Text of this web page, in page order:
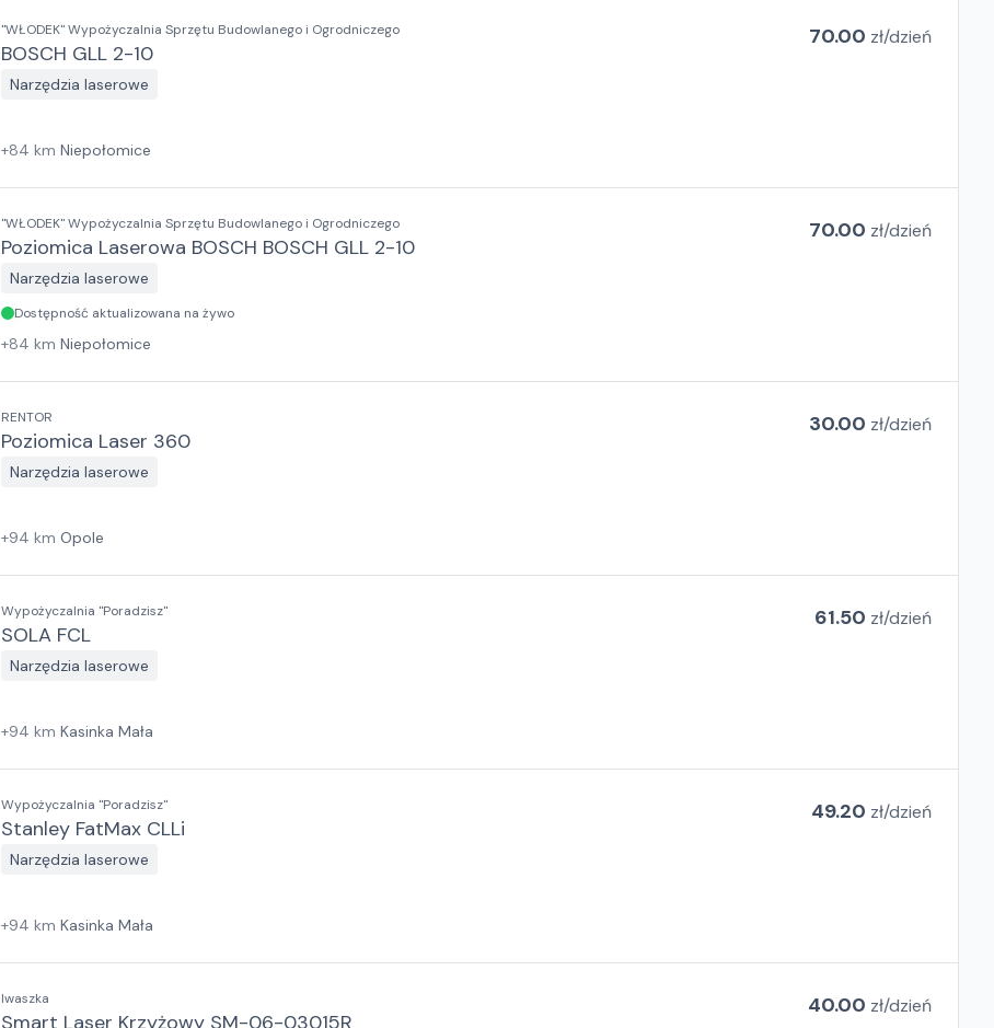
"WŁODEK" Wypożyczalnia Sprzętu Budowlanego i Ogrodniczego
BOSCH GLL 2-10
Narzędzia laserowe
70.00 zł/dzień
+84 km Niepołomice
"WŁODEK" Wypożyczalnia Sprzętu Budowlanego i Ogrodniczego
Poziomica Laserowa BOSCH BOSCH GLL 2-10
Narzędzia laserowe
70.00 zł/dzień
Dostępność aktualizowana na żywo
+84 km Niepołomice
RENTOR
Poziomica Laser 360
Narzędzia laserowe
30.00 zł/dzień
+94 km Opole
Wypożyczalnia "Poradzisz"
SOLA FCL
Narzędzia laserowe
61.50 zł/dzień
+94 km Kasinka Mała
Wypożyczalnia "Poradzisz"
Stanley FatMax CLLi
Narzędzia laserowe
49.20 zł/dzień
+94 km Kasinka Mała
Iwaszka
Smart Laser Krzyżowy SM-06-03015R
40.00 zł/dzień